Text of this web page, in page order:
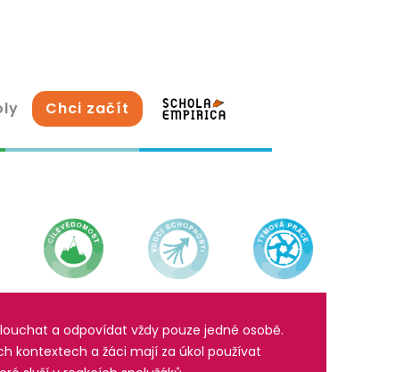
Chci začít
a odpovídat vždy pouze jedné osobě.
kontextech a žáci mají za úkol používat